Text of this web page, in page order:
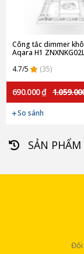
Công tắc dimmer
Aqara H1
4.7/5
(35)
690.000 ₫
So sánh
SẢN
Đối